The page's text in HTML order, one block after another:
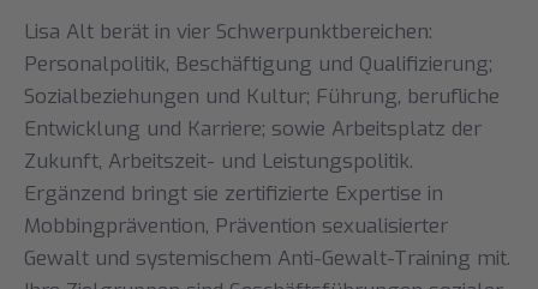
Lisa Alt berät in vier Schwerpunktbereichen:
Personalpolitik, Beschäftigung und Qualifizierung;
Sozialbeziehungen und Kultur; Führung, berufliche
Entwicklung und Karriere; sowie Arbeitsplatz der
Zukunft, Arbeitszeit- und Leistungspolitik.
Ergänzend bringt sie zertifizierte Expertise in
Mobbingprävention, Prävention sexualisierter
Gewalt und systemischem Anti-Gewalt-Training mit.